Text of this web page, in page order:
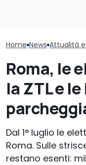
Home News Attualità
Roma, le
la ZTL e
Dal 1° luglio le
Roma. Sulle
restano esenti: